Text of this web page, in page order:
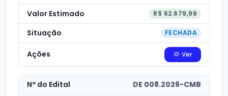
R$ 62.679,96
FECHADA
Ver
DE 008.2026-CMB